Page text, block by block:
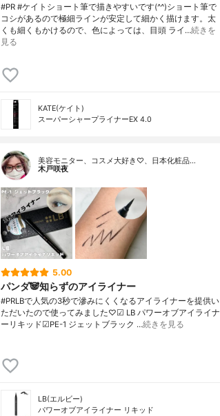
#PR #ケイトショート筆で描きやすいです(^^)ショート筆で
コシがあるので極細ラインが安定して細かく描けます。太
くも細くもかけるので、色によっては、目頭 ライ…続きを
見る
KATE(ケイト)
スーパーシャープライナーEX 4.0
美容モニター、コスメ大好き♡、日本化粧品…
木戸咲夜
5.00
パンダ🐼知らずのアイライナー
#PRLBで人気の3秒で滲みにくくなるアイライナーを提供い
ただいたので使ってみました♡☑︎ LB パワーオブアイライナ
ーリキッド☑︎PE-1 ジェットブラック …続きを見る
LB(エルビー)
パワーオブアイライナー リキッド